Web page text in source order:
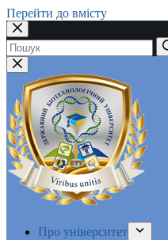
Перейти до вмісту
Немає
результатів
Про університет